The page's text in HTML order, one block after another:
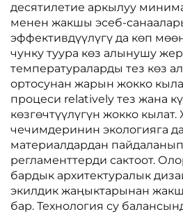
десятилетие аркылуу
менен жакшы эсеб-
эффективдүүлүгү да көп
чунку туура көз алынушу
температураларды тез көз
ортосунан жарын жокко
процеси relatively тез жана
көзгөчтүүлүгүн жокко
чечимдеринин экологияга
материалдардан
регламенттерди сактоот.
бардык архитектуралык
экилдик жаңыктарынан
бар. Технология су